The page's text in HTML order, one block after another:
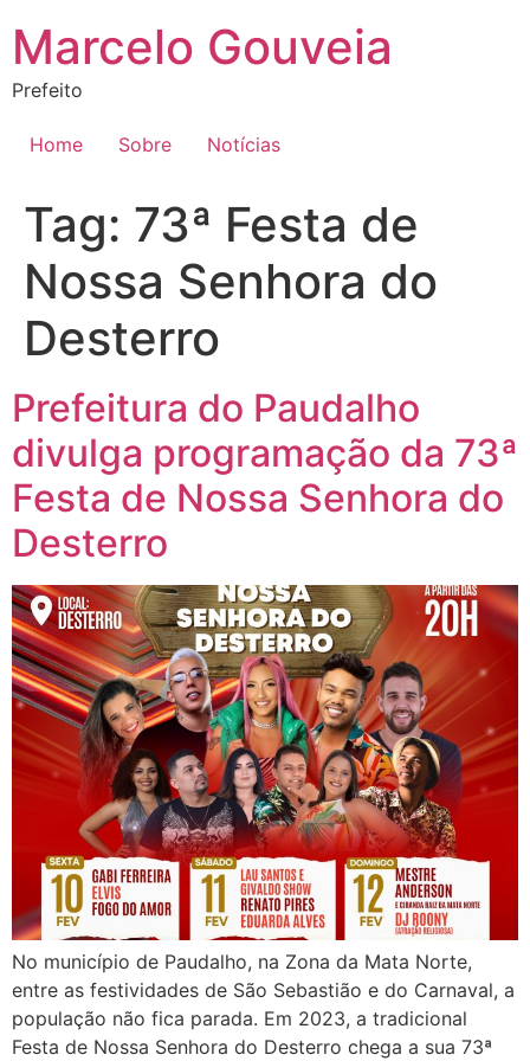
para
conteúdo
Marcelo Gouveia
Prefeito
Home Sobre Notícias
Tag: 73ª Festa de
Nossa Senhora do
Desterro
Prefeitura do Paudalho
divulga programação da 73ª
Festa de Nossa Senhora do
Desterro
No município de Paudalho, na Zona da Mata Norte,
entre as festividades de São Sebastião e do Carnaval, a
população não fica parada. Em 2023, a tradicional
Festa de Nossa Senhora do Desterro chega a sua 73ª